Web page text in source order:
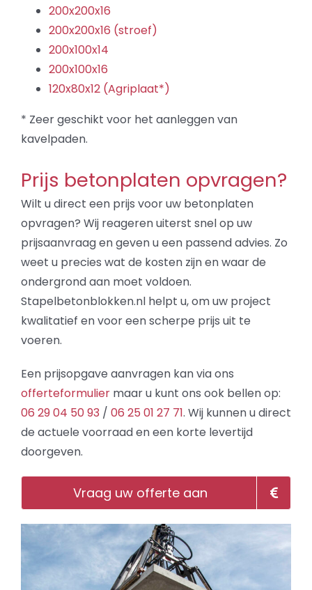
200x200x16
200x200x16 (stroef)
200x100x14
200x100x16
120x80x12 (Agriplaat*)
* Zeer geschikt voor het aanleggen van
kavelpaden.
Prijs betonplaten opvragen?
Wilt u direct een prijs voor uw betonplaten
opvragen? Wij reageren uiterst snel op uw
prijsaanvraag en geven u een passend advies. Zo
weet u precies wat de kosten zijn en waar de
ondergrond aan moet voldoen.
Stapelbetonblokken.nl helpt u, om uw project
kwalitatief en voor een scherpe prijs uit te
voeren.
Een prijsopgave aanvragen kan via ons
offerteformuliermaar u kunt ons ook bellen op:
06 29 04 50 93 / 06 25 01 27 71. Wij kunnen u direct
de actuele voorraad en een korte levertijd
doorgeven.
Vraag uw offerte aan